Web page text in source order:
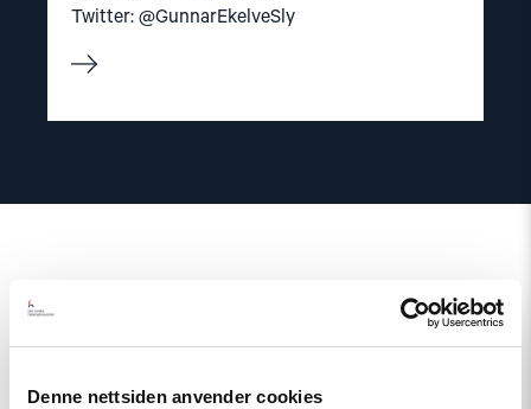
Denne nettsiden anvender cookies
Twitter: @GunnarEkelveSly